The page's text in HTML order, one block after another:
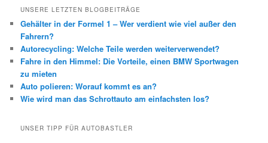
UNSERE LETZTEN BLOGBEITRÄGE
Gehälter in der Formel 1 – Wer verdient wie viel außer den
Fahrern?
Autorecycling: Welche Teile werden weiterverwendet?
Fahre in den Himmel: Die Vorteile, einen BMW Sportwagen
zu mieten
Auto polieren: Worauf kommt es an?
Wie wird man das Schrottauto am einfachsten los?
UNSER TIPP FÜR AUTOBASTLER